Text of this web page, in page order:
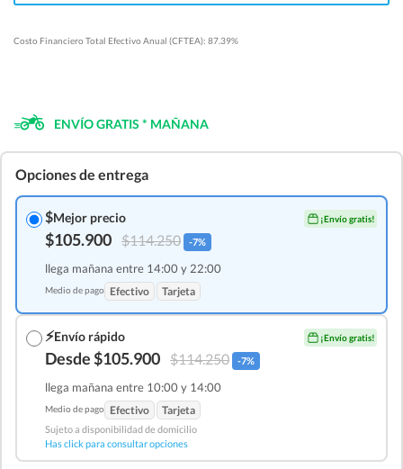
Costo Financiero Total Efectivo Anual (CFTEA): 87.39%
ENVÍO GRATIS * MAÑANA
Opciones de entrega
$Mejor precio ¡Envío gratis!
$105.900 $114.250 -7%
llega mañana entre 14:00 y 22:00
Medio de pago Efectivo Tarjeta
⚡Envío rápido ¡Envío gratis!
Desde $105.900 $114.250 -7%
llega mañana entre 10:00 y 14:00
Medio de pago Efectivo Tarjeta
Sujeto a disponibilidad de domicilio
Has click para consultar opciones